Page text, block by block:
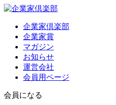
企業家倶楽部
企業家賞
マガジン
お知らせ
運営会社
会員用ページ
会員になる